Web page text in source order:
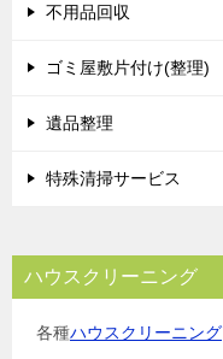
不用品回収
ゴミ屋敷片付け(整理)
遺品整理
特殊清掃サービス
ハウスクリーニング
各種ハウスクリーニング